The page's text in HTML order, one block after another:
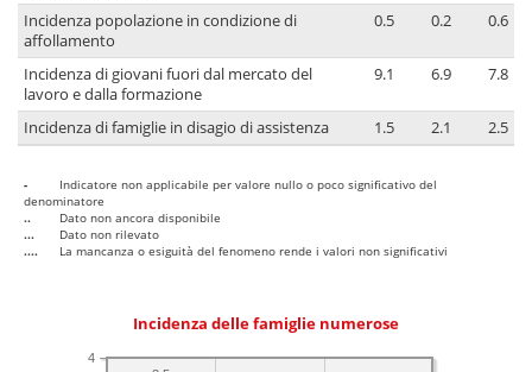
Incidenza popolazione in condizione di
affollamento
0.5 0.2 0.6
Incidenza di giovani fuori dal mercato del
lavoro e dalla formazione
9.1 6.9 7.8
Incidenza di famiglie in disagio di assistenza 1.5 2.1 2.5
-
Indicatore non applicabile per valore nullo o poco significativo del
denominatore
..
Dato non ancora disponibile
...
Dato non rilevato
....
La mancanza o esiguità del fenomeno rende i valori non significativi
Incidenza delle famiglie numerose
4